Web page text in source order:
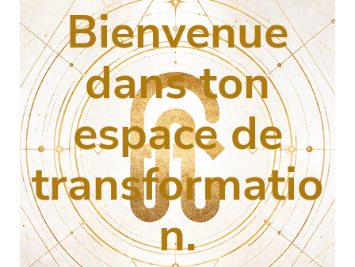
Bienvenue
dans ton
espace de
transformatio
n.